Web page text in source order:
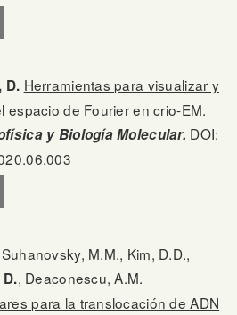
D. Herramientas para visualizar y
espacio de Fourier en crio-EM.
y Biología Molecular. DOI:
M.M., Kim, D.D.,
, Deaconescu, A.M.
para la translocación de ADN